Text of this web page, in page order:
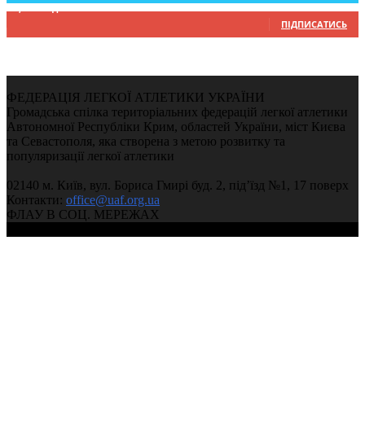
9,370 Підписників
ПІДПИСАТИСЬ
ФЕДЕРАЦІЯ ЛЕГКОЇ АТЛЕТИКИ УКРАЇНИ
Громадська спілка територіальних федерацій легкої атлетики
Автономної Республіки Крим, областей України, міст Києва
та Севастополя, яка створена з метою розвитку та
популяризації легкої атлетики
02140 м. Київ, вул. Бориса Гмирі буд. 2, під’їзд №1, 17 поверх
Контакти: office@uaf.org.ua
ФЛАУ В СОЦ. МЕРЕЖАХ